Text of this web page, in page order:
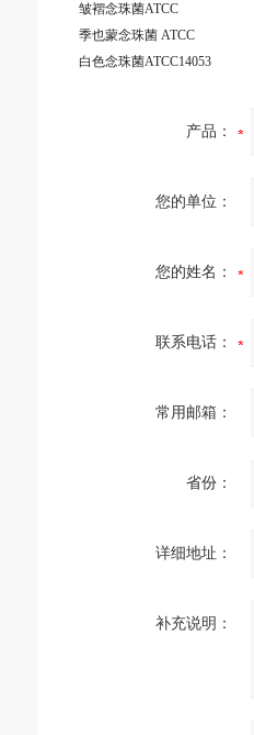
皱褶念珠菌ATCC
季也蒙念珠菌 ATCC
白色念珠菌ATCC14053
产品：
您的单位：
您的姓名：
联系电话：
常用邮箱：
省份：
详细地址：
补充说明：